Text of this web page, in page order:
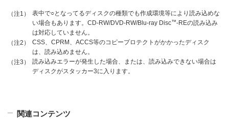
（注1）
表中で○となってるディスクの種類でも作成環境等により読み込めな
い場合もあります。CD-RW/DVD-RW/Blu-ray Disc™-REの読み込み
は対応していません。
（注2）
CSS、CPRM、ACCS等のコピープロテクトがかかったディスク
は、読み込めません。
（注3）
読み込みエラーが発生した場合、または、読み込みできない場合は
ディスクがスタッカー3に入ります。
関連コンテンツ